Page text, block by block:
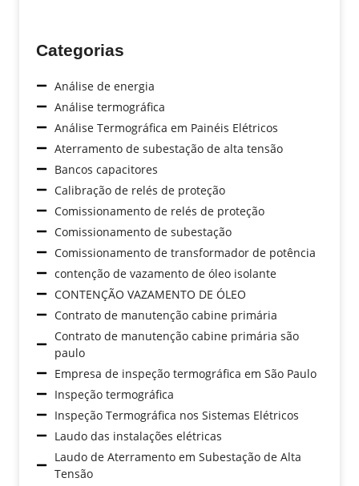
Categorias
Análise de energia
Análise termográfica
Análise Termográfica em Painéis Elétricos
Aterramento de subestação de alta tensão
Bancos capacitores
Calibração de relés de proteção
Comissionamento de relés de proteção
Comissionamento de subestação
Comissionamento de transformador de potência
contenção de vazamento de óleo isolante
CONTENÇÃO VAZAMENTO DE ÓLEO
Contrato de manutenção cabine primária
Contrato de manutenção cabine primária são
paulo
Empresa de inspeção termográfica em São Paulo
Inspeção termográfica
Inspeção Termográfica nos Sistemas Elétricos
Laudo das instalações elétricas
Laudo de Aterramento em Subestação de Alta
Tensão